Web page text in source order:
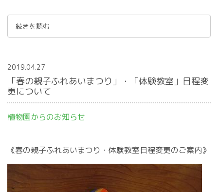
続きを読む
2019.04.27
「春の親子ふれあいまつり」・「体験教室」日程変
更について
植物園からのお知らせ
《春の親子ふれあいまつり・体験教室日程変更のご案内》